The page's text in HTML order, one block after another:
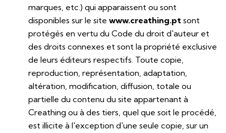
marques, etc.) qui apparaissent ou sont
disponibles sur le site www.creathing.pt sont
protégés en vertu du Code du droit d'auteur et
des droits connexes et sont la propriété exclusive
de leurs éditeurs respectifs. Toute copie,
reproduction, représentation, adaptation,
altération, modification, diffusion, totale ou
partielle du contenu du site appartenant à
Creathing ou à des tiers, quel que soit le procédé,
est illicite à l'exception d'une seule copie, sur un